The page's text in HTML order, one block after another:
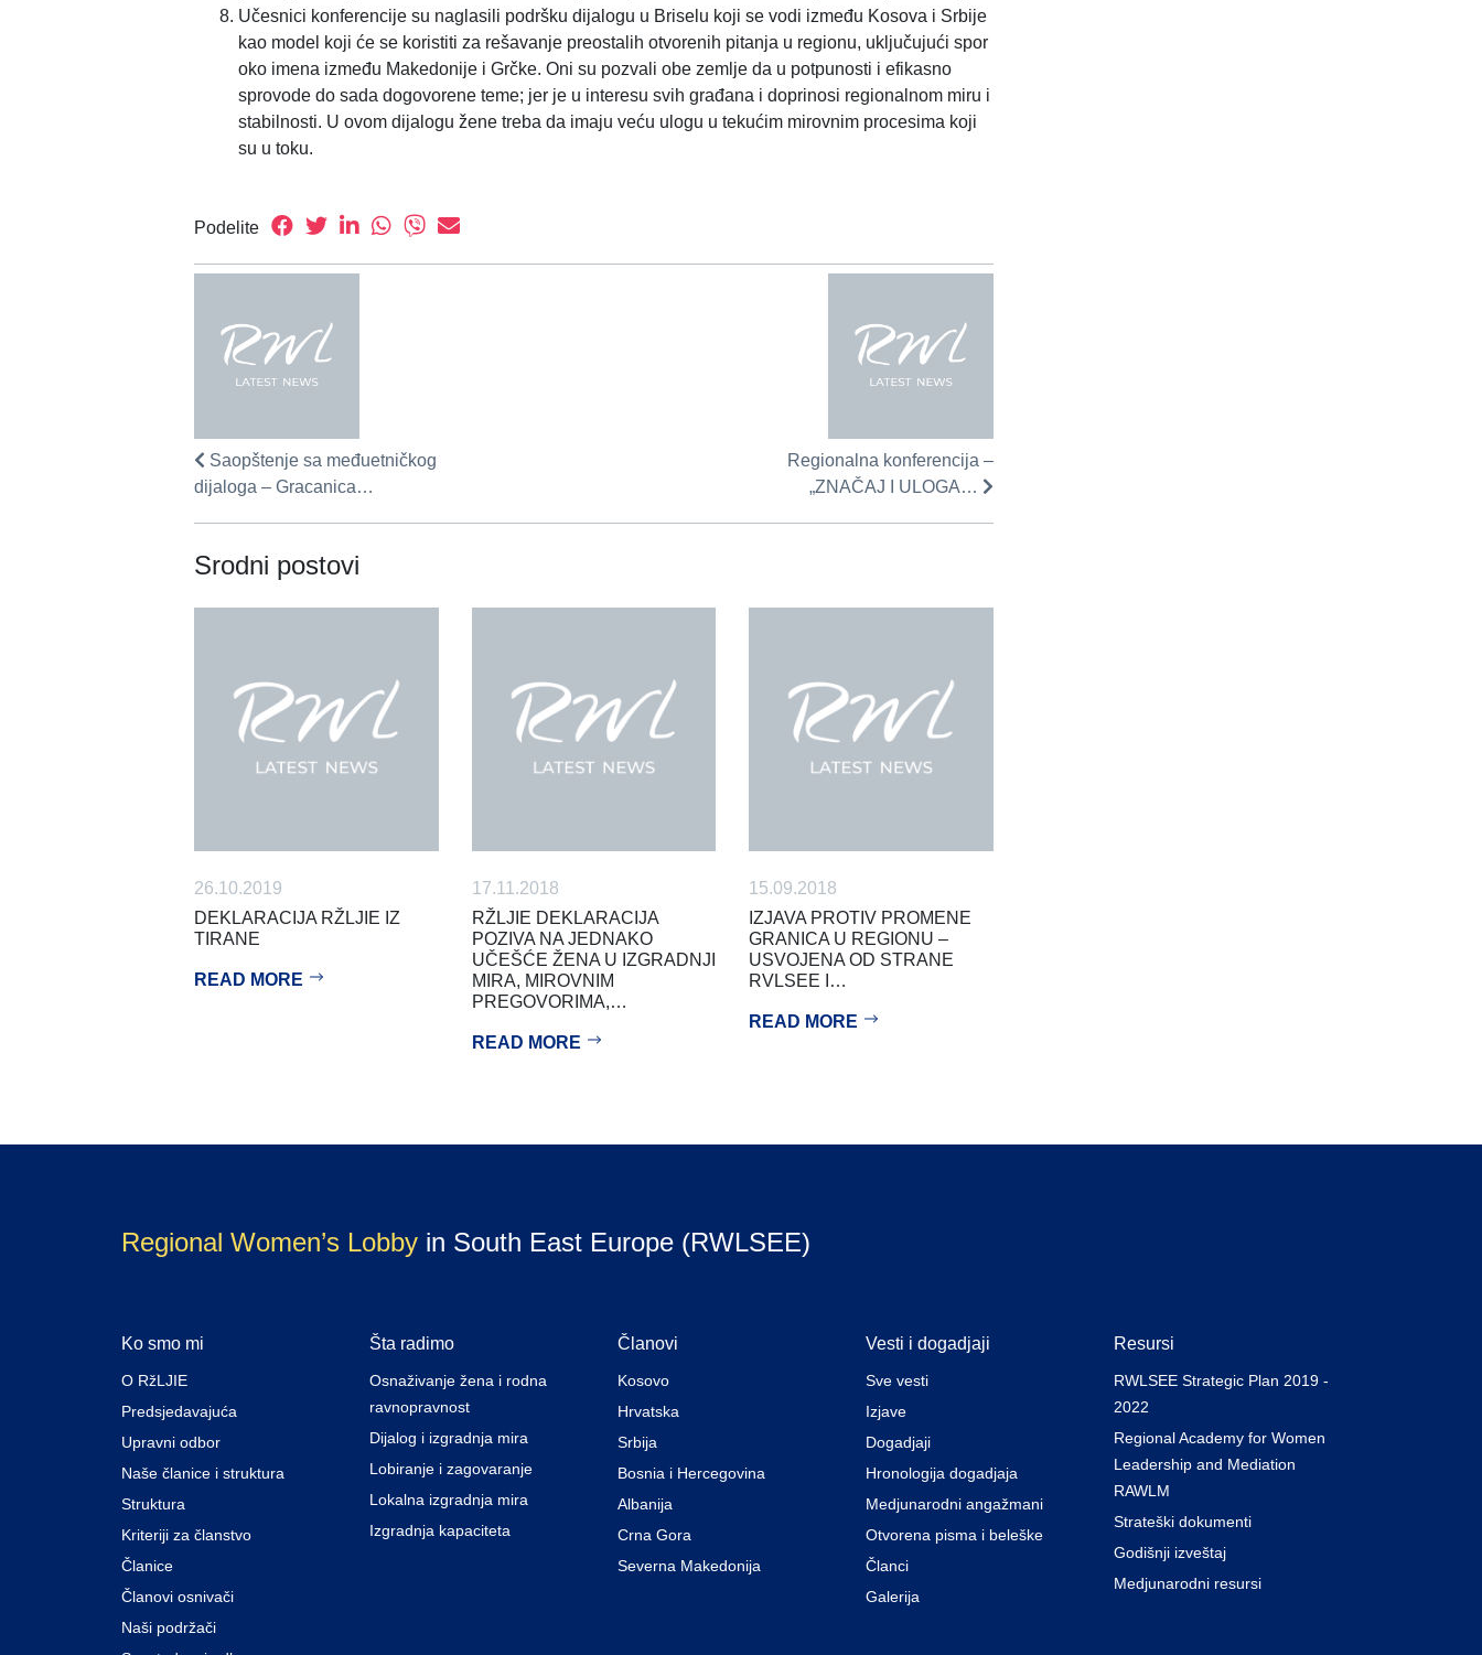
Učesnici konferencije su naglasili podršku dijalogu u Briselu koji se vodi između Kosova i Srbije
kao model koji će se koristiti za rešavanje preostalih otvorenih pitanja u regionu, uključujući spor
oko imena između Makedonije i Grčke. Oni su pozvali obe zemlje da u potpunosti i efikasno
sprovode do sada dogovorene teme; jer je u interesu svih građana i doprinosi regionalnom miru i
stabilnosti. U ovom dijalogu žene treba da imaju veću ulogu u tekućim mirovnim procesima koji
su u toku.
Podelite
Saopštenje sa međuetničkog
dijaloga – Gracanica…
Regionalna konferencija –
„ZNAČAJ I ULOGA…
Srodni postovi
26.10.2019
DEKLARACIJA RŽLJIE IZ
TIRANE
READ MORE
17.11.2018
RŽLJIE DEKLARACIJA
POZIVA NA JEDNAKO
UČEŠĆE ŽENA U IZGRADNJI
MIRA, MIROVNIM
PREGOVORIMA,…
READ MORE
15.09.2018
IZJAVA PROTIV PROMENE
GRANICA U REGIONU –
USVOJENA OD STRANE
RVLSEE I…
READ MORE
Regional Women’s Lobbyin South East Europe (RWLSEE)
Ko smo mi
O RžLJIE
Predsjedavajuća
Upravni odbor
Naše članice i struktura
Struktura
Kriteriji za članstvo
Članice
Članovi osnivači
Naši podržači
Šta radimo
Osnaživanje žena i rodna
ravnopravnost
Dijalog i izgradnja mira
Lobiranje i zagovaranje
Lokalna izgradnja mira
Izgradnja kapaciteta
Članovi
Kosovo
Hrvatska
Srbija
Bosnia i Hercegovina
Albanija
Crna Gora
Severna Makedonija
Vesti i dogadjaji
Sve vesti
Izjave
Dogadjaji
Hronologija dogadjaja
Medjunarodni angažmani
Otvorena pisma i beleške
Članci
Galerija
Resursi
RWLSEE Strategic Plan 2019 -
2022
Regional Academy for Women
Leadership and Mediation
RAWLM
Strateški dokumenti
Godišnji izveštaj
Medjunarodni resursi